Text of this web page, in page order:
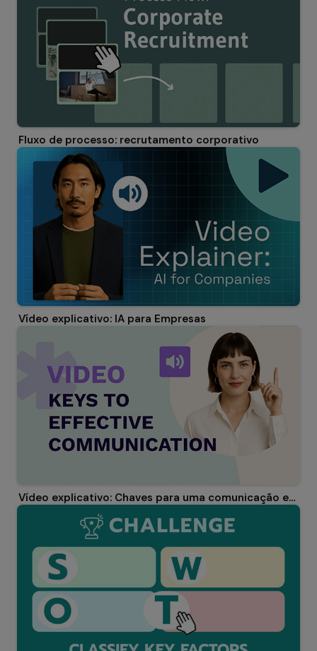
Fluxo de processo: recrutamento corporativo
Vídeo explicativo: IA para Empresas
Vídeo explicativo: Chaves para uma comunicação eficaz